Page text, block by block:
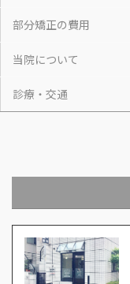
部分矯正の費用
当院について
診療・交通